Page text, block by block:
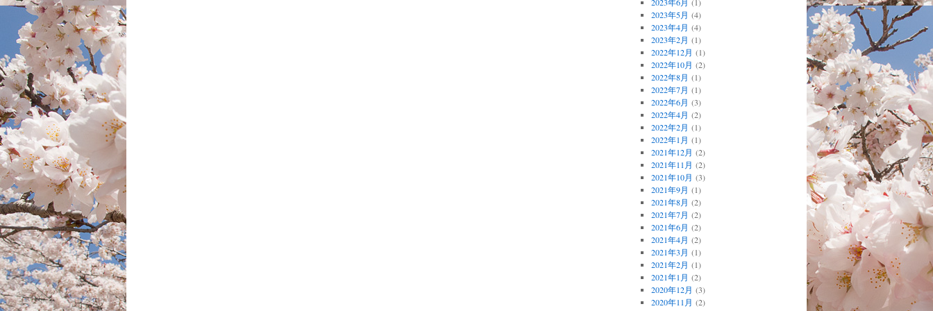
2023年5月 (4)
2023年4月 (4)
2023年2月 (1)
2022年12月 (1)
2022年10月 (2)
2022年8月 (1)
2022年7月 (1)
2022年6月 (3)
2022年4月 (2)
2022年2月 (1)
2022年1月 (1)
2021年12月 (2)
2021年11月 (2)
2021年10月 (3)
2021年9月 (1)
2021年8月 (2)
2021年7月 (2)
2021年6月 (2)
2021年4月 (2)
2021年3月 (1)
2021年2月 (1)
2021年1月 (2)
2020年12月 (3)
2020年11月 (2)